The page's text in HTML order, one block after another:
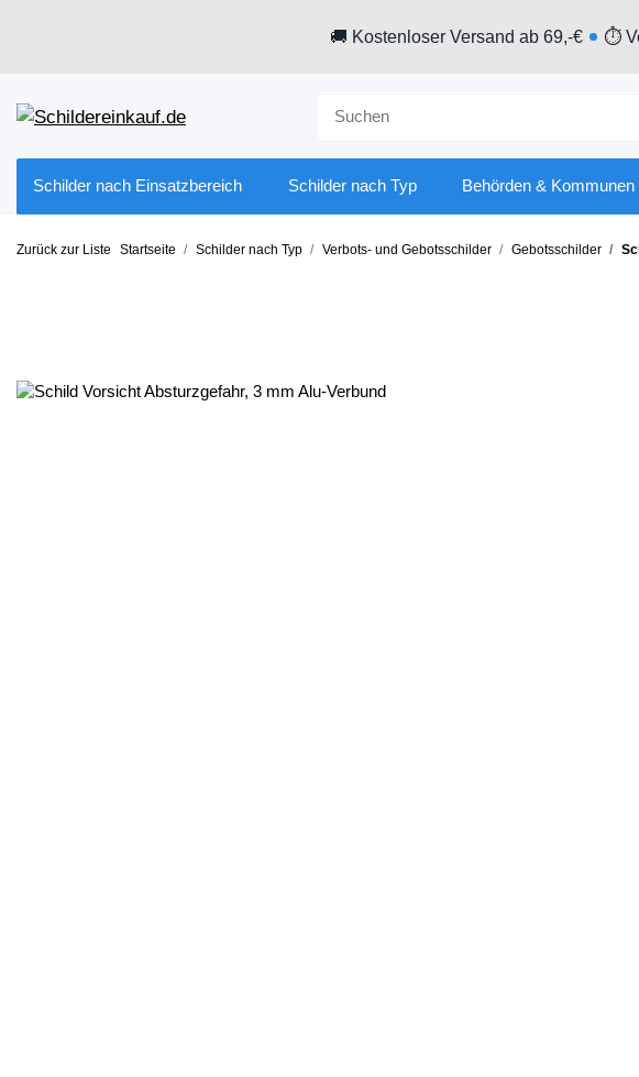
🚚 Kostenloser Versand ab 69,-€ ⏱
Schilder nach Einsatzbereich Schilder nach Typ Behörden & Kommunen
Zurück zur Liste Startseite Schilder nach Typ Verbots- und Gebotsschilder Gebotsschilder